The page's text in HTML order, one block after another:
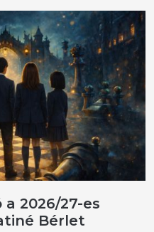
2026/27-es
Bérlet